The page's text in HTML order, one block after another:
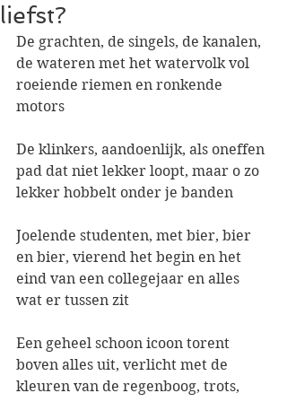
liefst?
De grachten, de singels, de kanalen,
de wateren met het watervolk vol
roeiende riemen en ronkende
motors
De klinkers, aandoenlijk, als oneffen
pad dat niet lekker loopt, maar o zo
lekker hobbelt onder je banden
Joelende studenten, met bier, bier
en bier, vierend het begin en het
eind van een collegejaar en alles
wat er tussen zit
Een geheel schoon icoon torent
boven alles uit, verlicht met de
kleuren van de regenboog, trots,